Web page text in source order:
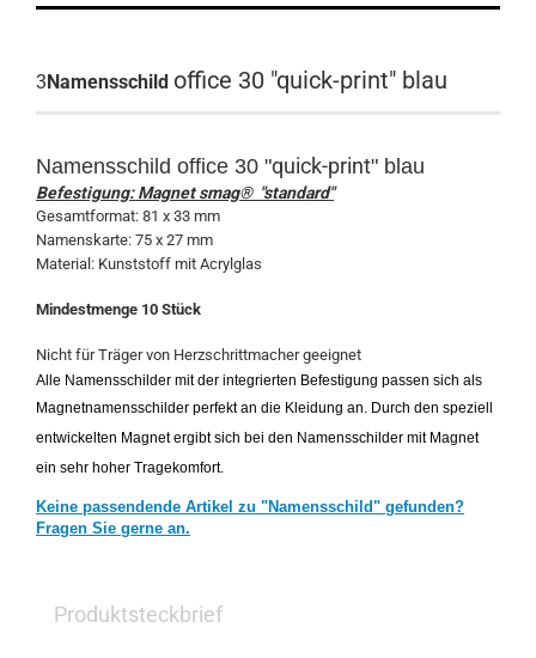
3Namensschild office 30 "quick-print" blau
Namensschild office 30 "quick-print" blau
Befestigung: Magnet smag® "standard"
Gesamtformat: 81 x 33 mm
Namenskarte: 75 x 27 mm
Material: Kunststoff mit Acrylglas
Mindestmenge 10 Stück
Nicht für Träger von Herzschrittmacher geeignet
Alle Namensschilder mit der integrierten Befestigung passen sich als
Magnetnamensschilder perfekt an die Kleidung an. Durch den speziell
entwickelten Magnet ergibt sich bei den Namensschilder mit Magnet
ein sehr hoher Tragekomfort.
Keine passendende Artikel zu "Namensschild" gefunden?
Fragen Sie gerne an.
Produktsteckbrief